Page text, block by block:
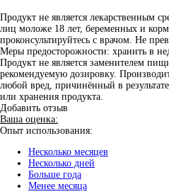
Продукт не является лекарственным
лиц моложе 18 лет, беременных и
проконсультируйтесь с врачом. Не
Меры предосторожности: хранить в
Продукт не является заменителем
рекомендуемую дозировку.
любой вред, причинённый в
или хранения продукта.
Добавить отзыв
Ваша оценка:
Опыт использования:
Несколько месяцев
Несколько дней
Больше года
Менее месяца